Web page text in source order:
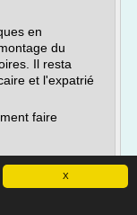
X
en
du
Il resta
et l'expatrié
faire
? Vous pouvez